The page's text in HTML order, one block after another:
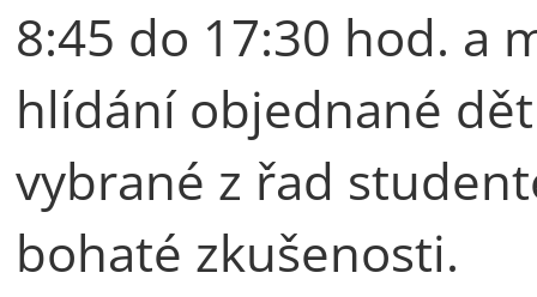
8:45 do 17:30 hod. a
hlídání objednané
vybrané z řad
bohaté zkušenosti.